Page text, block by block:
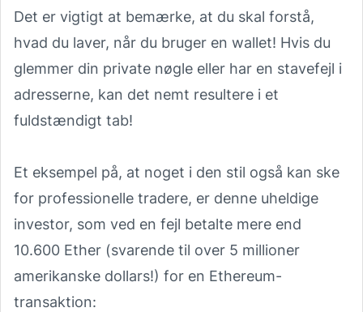
Det er vigtigt at bemærke, at du skal forstå,
hvad du laver, når du bruger en wallet! Hvis du
glemmer din private nøgle eller har en stavefejl i
adresserne, kan det nemt resultere i et
fuldstændigt tab!
Et eksempel på, at noget i den stil også kan ske
for professionelle tradere, er denne uheldige
investor, som ved en fejl betalte mere end
10.600 Ether (svarende til over 5 millioner
amerikanske dollars!) for en Ethereum-
transaktion: